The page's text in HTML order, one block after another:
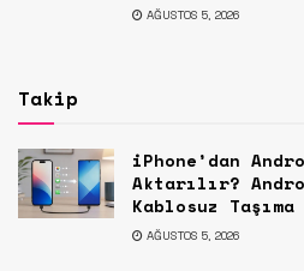
AĞUSTOS 5, 2026
Takip
iPhone’dan
Aktarılır?
Kablosuz
AĞUSTOS 5, 2026